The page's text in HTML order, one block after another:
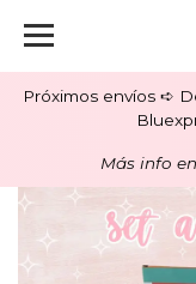
Próximos envíos ➪
Más info